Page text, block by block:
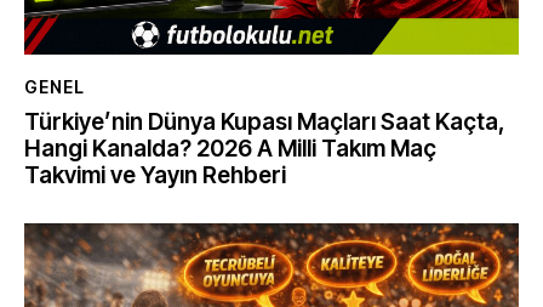
GENEL
Türkiye’nin Dünya Kupası Maçları Saat Kaçta,
Hangi Kanalda? 2026 A Milli Takım Maç
Takvimi ve Yayın Rehberi